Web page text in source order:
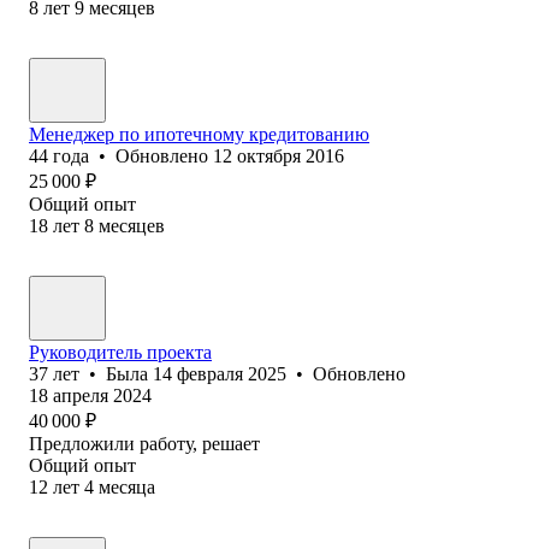
8 лет 9 месяцев
Менеджер по ипотечному кредитованию
44 года • Обновлено 12 октября 2016
25 000 ₽
Общий опыт
18 лет 8 месяцев
Руководитель проекта
37 лет • Была 14 февраля 2025 • Обновлено
18 апреля 2024
40 000 ₽
Предложили работу, решает
Общий опыт
12 лет 4 месяца